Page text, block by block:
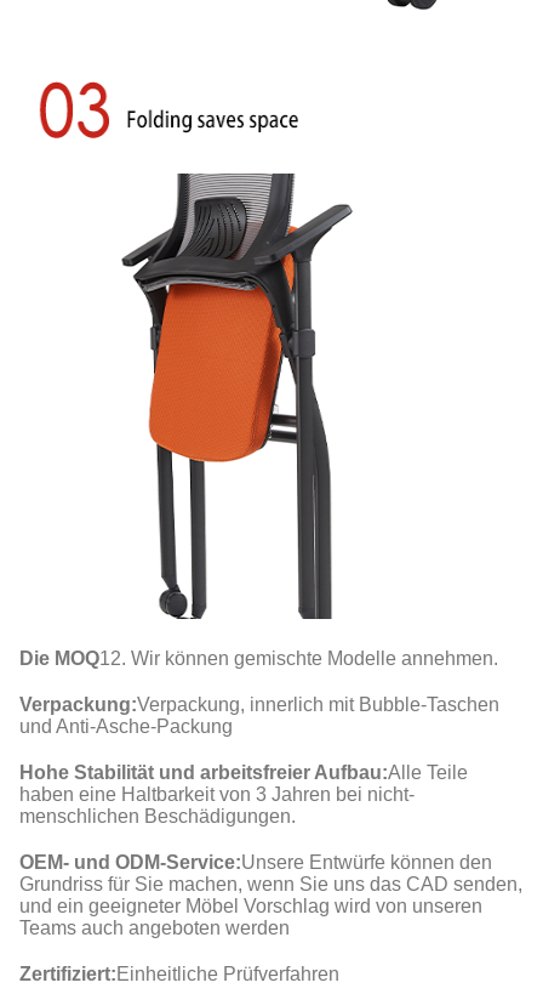
Die MOQ12. Wir können gemischte Modelle annehmen.
Verpackung:Verpackung, innerlich mit Bubble-Taschen
und Anti-Asche-Packung
Hohe Stabilität und arbeitsfreier Aufbau:Alle Teile
haben eine Haltbarkeit von 3 Jahren bei nicht-
menschlichen Beschädigungen.
OEM- und ODM-Service:Unsere Entwürfe können den
Grundriss für Sie machen, wenn Sie uns das CAD senden,
und ein geeigneter Möbel Vorschlag wird von unseren
Teams auch angeboten werden
Zertifiziert:Einheitliche Prüfverfahren